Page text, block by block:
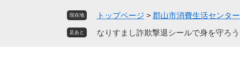
現在地 トップページ > 郡山市消費生活センター
足あと なりすまし詐欺撃退シールで身を守ろう